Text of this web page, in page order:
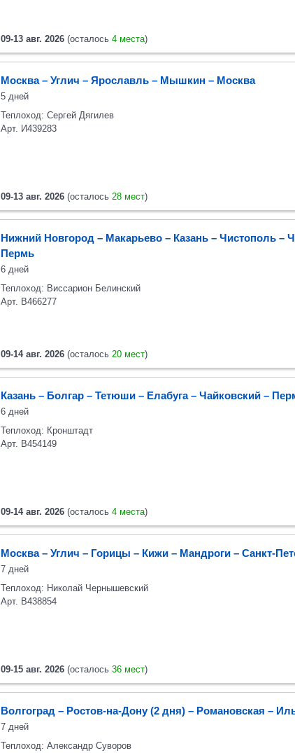
09-13 авг. 2026 (осталось 4 места)
Москва – Углич – Ярославль – Мышкин – Москва
5 дней
Теплоход: Сергей Дягилев
09-13 авг. 2026 (осталось 28 мест)
Арт. И439283
Нижний Новгород – Макарьево – Казань – Чистополь –
Пермь
6 дней
Теплоход: Виссарион Белинский
09-14 авг. 2026 (осталось 20 мест)
Арт. В466277
Казань – Болгар – Тетюши – Елабуга – Чайковский –
6 дней
Теплоход: Кронштадт
09-14 авг. 2026 (осталось 4 места)
Арт. В454149
Москва – Углич – Горицы – Кижи – Мандроги – Санкт-
7 дней
Теплоход: Николай Чернышевский
09-15 авг. 2026 (осталось 36 мест)
Арт. В438854
Волгоград – Ростов-на-Дону (2 дня) – Романовская –
7 дней
Теплоход: Александр Суворов